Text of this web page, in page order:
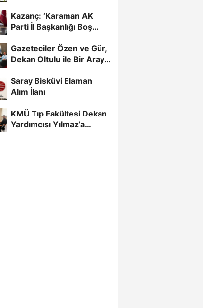
Kazanç: ‘Karaman AK
Parti İl Başkanlığı Boş
Gazeteciler Özen ve Gür,
Dekan Oltulu ile Bir Araya
Saray Bisküvi Elaman
Alım İlanı
KMÜ Tıp Fakültesi Dekan
Yardımcısı Yılmaz’a